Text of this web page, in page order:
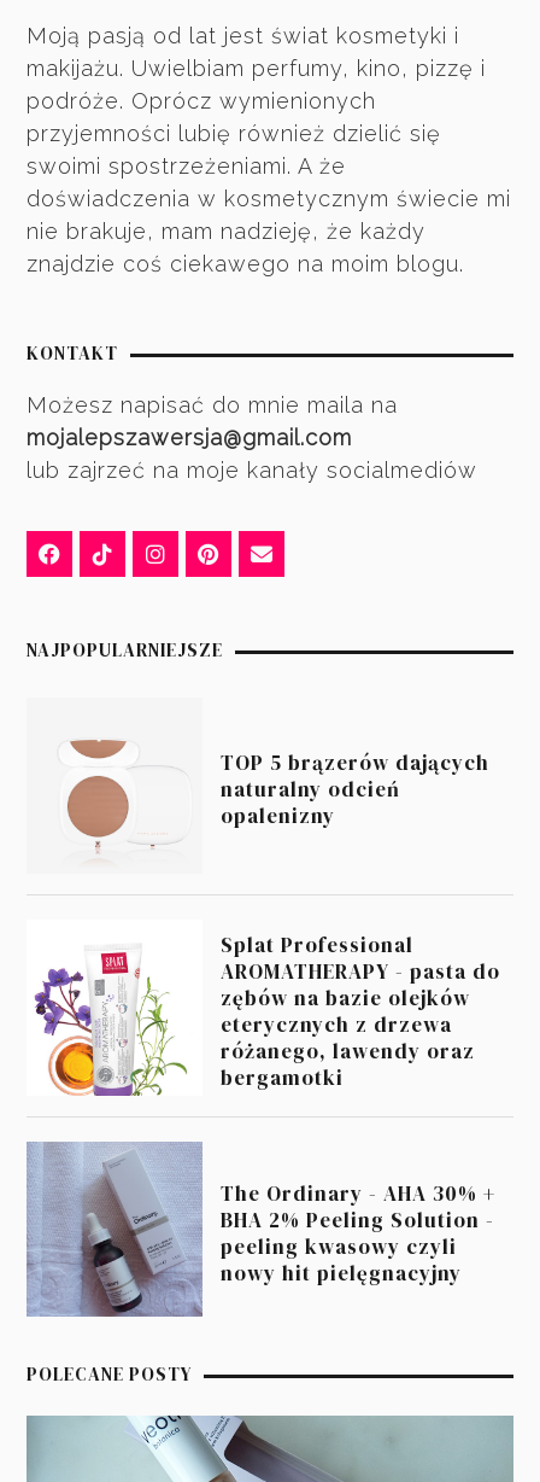
Moją pasją od lat jest świat kosmetyki i
makijażu. Uwielbiam perfumy, kino, pizzę i
podróże. Oprócz wymienionych
przyjemności lubię również dzielić się
swoimi spostrzeżeniami. A że
doświadczenia w kosmetycznym świecie mi
nie brakuje, mam nadzieję, że każdy
znajdzie coś ciekawego na moim blogu.
KONTAKT
Możesz napisać do mnie maila na
mojalepszawersja@gmail.com
lub zajrzeć na moje kanały socialmediów
NAJPOPULARNIEJSZE
TOP 5 brązerów dających
naturalny odcień
opalenizny
Splat Professional
AROMATHERAPY - pasta do
zębów na bazie olejków
eterycznych z drzewa
różanego, lawendy oraz
bergamotki
The Ordinary - AHA 30% +
BHA 2% Peeling Solution -
peeling kwasowy czyli
nowy hit pielęgnacyjny
POLECANE POSTY